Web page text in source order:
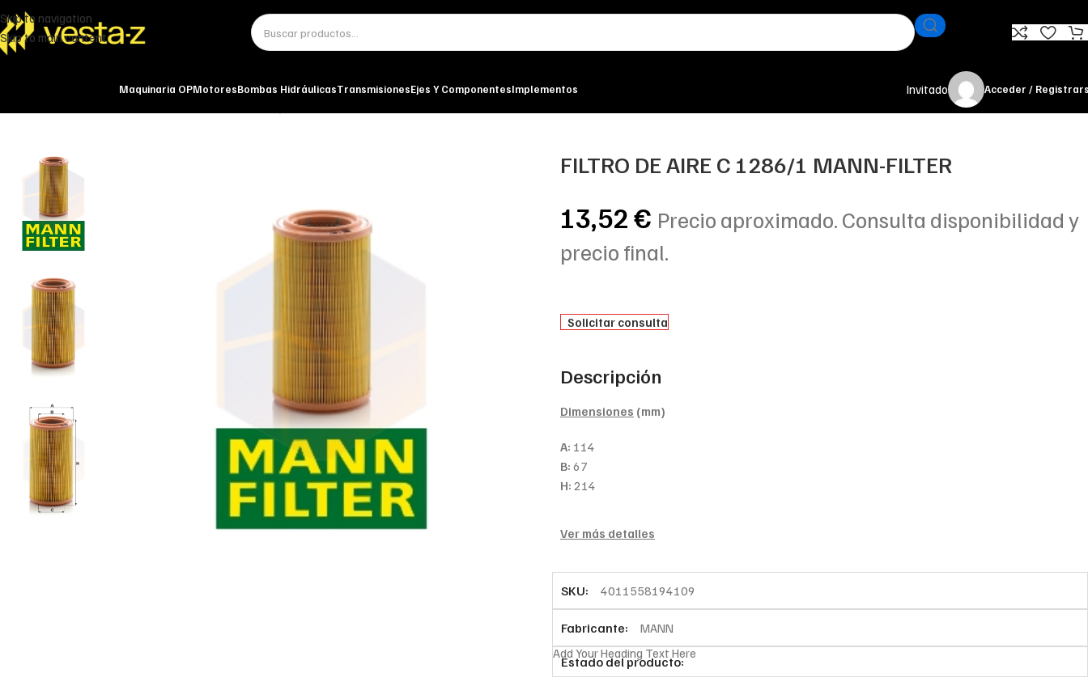
Skip to navigation
Skip to main content
Maquinaria OPMotoresBombas HidráulicasTransmisionesEjes Y ComponentesImplementos Invitado Acceder /
FILTRO DE AIRE C 1286/1 MANN-FILTER
13,52€ Precio aproximado. Consulta disponibilidad y
precio final.
Solicitar consulta
Descripción
Dimensiones (mm)
A: 114
B: 67
H: 214
Ver más detalles
SKU: 4011558194109
Fabricante: MANN
Estado del producto:
Add Your Heading Text Here